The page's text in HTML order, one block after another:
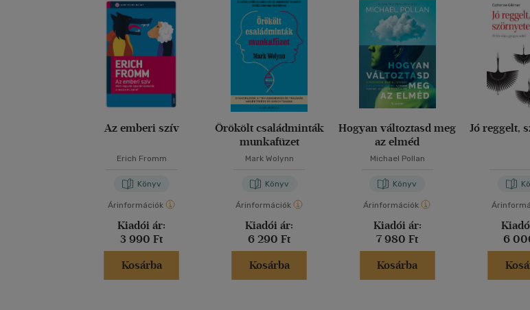
Az emberi szív
Erich Fromm
Könyv
Árinformációk
Kiadói ár:
3 990 Ft
Kosárba
Örökölt családminták
munkafüzet
Mark Wolynn
Könyv
Árinformációk
Kiadói ár:
6 290 Ft
Kosárba
Hogyan változtasd meg
az elméd
Michael Pollan
Könyv
Árinformációk
Kiadói ár:
7 980 Ft
Kosárba
Jó reggelt,
6